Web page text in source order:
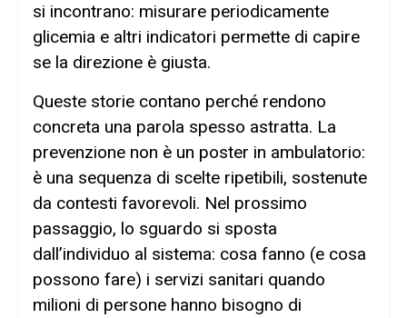
si incontrano: misurare periodicamente
glicemia e altri indicatori permette di capire
se la direzione è giusta.
Queste storie contano perché rendono
concreta una parola spesso astratta. La
prevenzione non è un poster in ambulatorio:
è una sequenza di scelte ripetibili, sostenute
da contesti favorevoli. Nel prossimo
passaggio, lo sguardo si sposta
dall’individuo al sistema: cosa fanno (e cosa
possono fare) i servizi sanitari quando
milioni di persone hanno bisogno di